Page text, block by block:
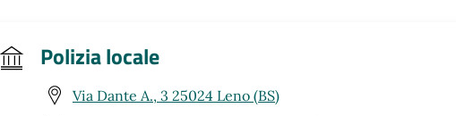
Polizia locale
Via Dante A., 3 25024 Leno (BS)